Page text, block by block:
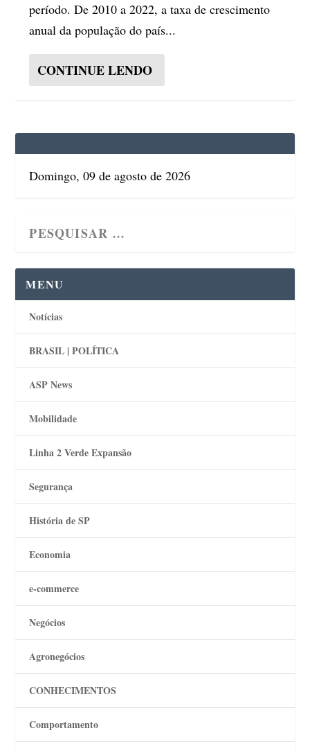
período. De 2010 a 2022, a taxa de crescimento
anual da população do país...
CONTINUE LENDO
Domingo, 09 de agosto de 2026
MENU
Notícias
BRASIL | POLÍTICA
ASP News
Mobilidade
Linha 2 Verde Expansão
Segurança
História de SP
Economia
e-commerce
Negócios
Agronegócios
CONHECIMENTOS
Comportamento